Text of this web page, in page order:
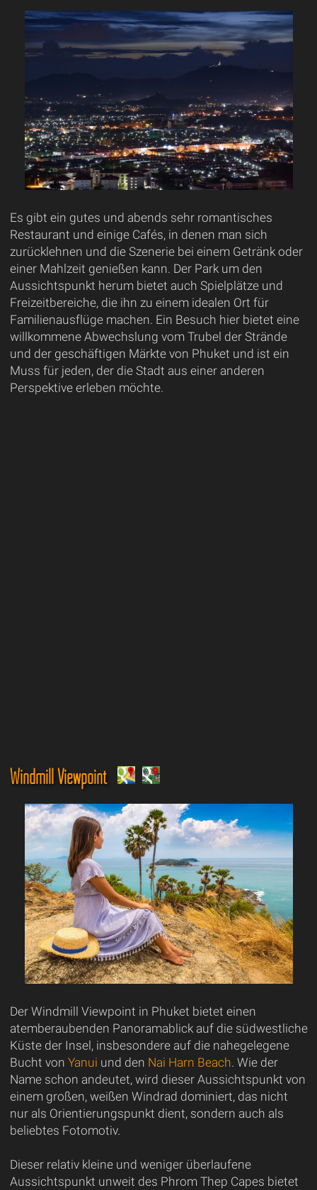
Es gibt ein gutes und abends sehr romantisches
Restaurant und einige Cafés, in denen man sich
zurücklehnen und die Szenerie bei einem Getränk oder
einer Mahlzeit genießen kann. Der Park um den
Aussichtspunkt herum bietet auch Spielplätze und
Freizeitbereiche, die ihn zu einem idealen Ort für
Familienausflüge machen. Ein Besuch hier bietet eine
willkommene Abwechslung vom Trubel der Strände
und der geschäftigen Märkte von Phuket und ist ein
Muss für jeden, der die Stadt aus einer anderen
Perspektive erleben möchte.
Windmill Viewpoint
Der Windmill Viewpoint in Phuket bietet einen
atemberaubenden Panoramablick auf die südwestliche
Küste der Insel, insbesondere auf die nahegelegene
Bucht von Yanui und den Nai Harn Beach. Wie der
Name schon andeutet, wird dieser Aussichtspunkt von
einem großen, weißen Windrad dominiert, das nicht
nur als Orientierungspunkt dient, sondern auch als
beliebtes Fotomotiv.
Dieser relativ kleine und weniger überlaufene
Aussichtspunkt unweit des Phrom Thep Capes bietet